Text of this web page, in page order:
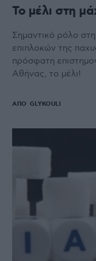
Το μέλι στη
Σημαντικό ρόλο
επιπλοκών της
πρόσφατη
Αθήνας, το μέλι!
ΑΠΌ GLYKOULI